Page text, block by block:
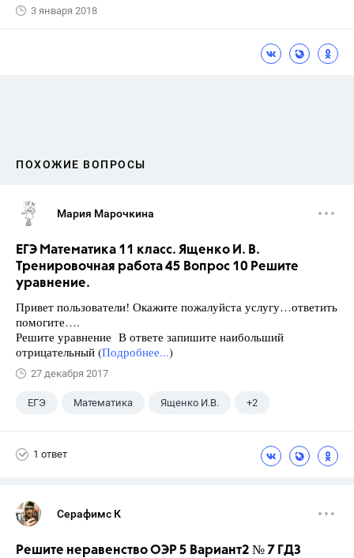
3 января 2018
ПОХОЖИЕ ВОПРОСЫ
Мария Марочкина
ЕГЭ Математика 11 класс. Ященко И. В.
Тренировочная работа 45 Вопрос 10 Решите
уравнение.
Привет пользователи! Окажите пожалуйста услугу…ответить
помогите….
Решите уравнение В ответе запишите наибольший
отрицательный (Подробнее...)
27 декабря 2017
ЕГЭ Математика Ященко И.В. +2
1 ответ
Серафимс К
Решите неравенство ОЭР 5 Вариант2 № 7 ГДЗ